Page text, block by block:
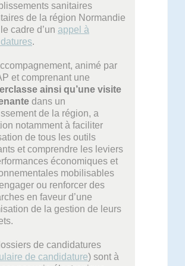
sanitaires
de la région Normandie
cadre d’un appel à
.
animé par
et comprenant une
ainsi qu’une visite
dans un
de la région, a
notamment à faciliter
de tous les outils
et comprendre les leviers
économiques et
mobilisables
ou renforcer des
en faveur d’une
de la gestion de leurs
de candidatures
de candidature) sont à